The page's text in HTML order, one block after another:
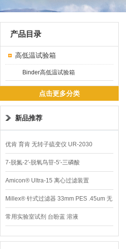
产品目录
高低温试验箱
Binder高低温试验箱
点击更多分类
新品推荐
优肯 育肯 无转子硫变仪 UR-2030
7-脱氮-2′-脱氧鸟苷-5′-三磷酸
Amicon® Ultra-15 离心过滤装置
Millex® 针式过滤器 33mm PES .45um 无
菌
常用实验室试剂 台盼蓝 溶液